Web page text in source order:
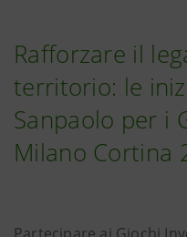
Rafforzare il
territorio: le
Sanpaolo per i
Milano Cortina